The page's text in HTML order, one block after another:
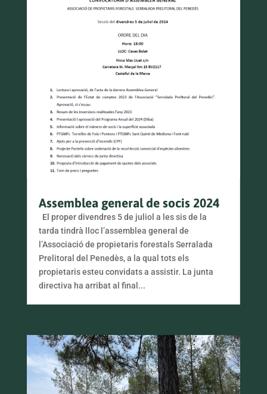
Assemblea general de socis 2024
El proper divendres 5 de juliol a les sis de la
tarda tindrà lloc l’assemblea general de
l’Associació de propietaris forestals Serralada
Prelitoral del Penedès, a la qual tots els
propietaris esteu convidats a assistir. La junta
directiva ha arribat al final...